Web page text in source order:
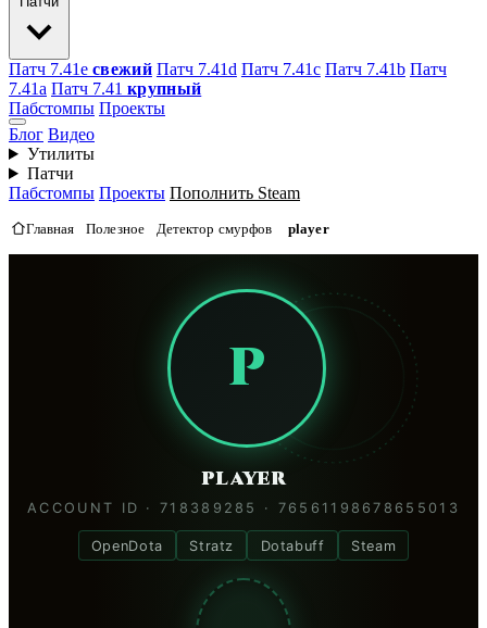
Патч 7.41e свежий Патч 7.41d Патч 7.41c Патч 7.41b Патч
7.41а Патч 7.41 крупный
Пабстомпы Проекты
Блог Видео
Утилиты
Патчи
Пабстомпы Проекты Пополнить Steam
Главная Полезное Детектор смурфов player
P
player
ACCOUNT ID · 718389285 · 76561198678655013
OpenDota Stratz Dotabuff Steam